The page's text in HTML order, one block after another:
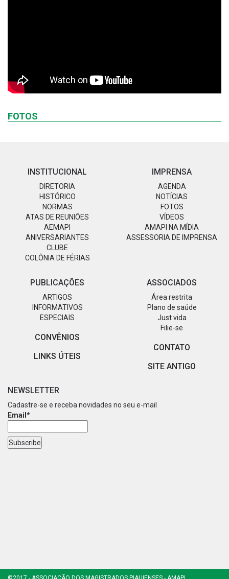
FOTOS
INSTITUCIONAL
DIRETORIA
HISTÓRICO
NORMAS
ATAS DE REUNIÕES
AEMAPI
ANIVERSARIANTES
CLUBE
COLÔNIA DE FÉRIAS
IMPRENSA
AGENDA
NOTÍCIAS
FOTOS
VÍDEOS
AMAPI NA MÍDIA
ASSESSORIA DE IMPRENSA
PUBLICAÇÕES
ARTIGOS
INFORMATIVOS
ESPECIAIS
CONVÊNIOS
LINKS ÚTEIS
ASSOCIADOS
Área restrita
Plano de saúde
Just vida
Filie-se
CONTATO
SITE ANTIGO
NEWSLETTER
Cadastre-se e receba novidades no seu e-mail
Email*